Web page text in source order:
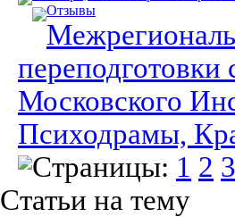
Отзывы
Московского
Психодрамы,
Страницы: 1 2 3
Статьи на тему